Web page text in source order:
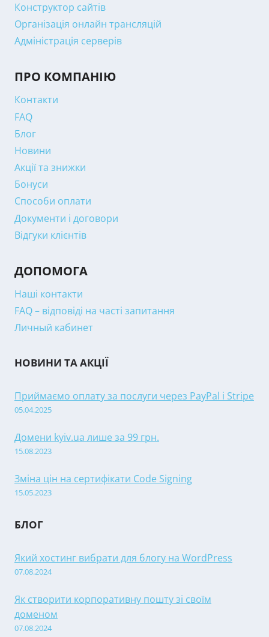
Конструктор сайтів
Організація онлайн трансляцій
Адміністрація серверів
ПРО КОМПАНІЮ
Контакти
FAQ
Блог
Новини
Акції та знижки
Бонуси
Способи оплати
Документи і договори
Відгуки клієнтів
ДОПОМОГА
Наші контакти
FAQ – відповіді на часті запитання
Личный кабинет
НОВИНИ ТА АКЦІЇ
Приймаємо оплату за послуги через PayPal і Stripe
05.04.2025
Домени kyiv.ua лише за 99 грн.
15.08.2023
Зміна цін на сертифікати Code Signing
15.05.2023
БЛОГ
Який хостинг вибрати для блогу на WordPress
07.08.2024
Як створити корпоративну пошту зі своїм
доменом
07.08.2024